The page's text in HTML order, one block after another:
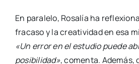
En paralelo, Rosalía ha
fracaso y la creatividad en esa
«Un error en el estudio puede
posibilidad», comenta. Además,